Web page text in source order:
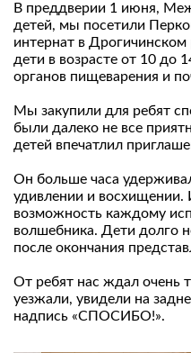
В преддверии 1 июня,
детей, мы посетили
интернат в
дети в возрасте от 10 до
органов пищеварения и
Мы закупили для ребят
были далеко не все
детей впечатлил
Он больше часа
удивлении и восхищении.
возможность каждому
волшебника. Дети долго
после окончания
От ребят нас ждал очень
уезжали, увидели на
надпись «СПОСИБО!».